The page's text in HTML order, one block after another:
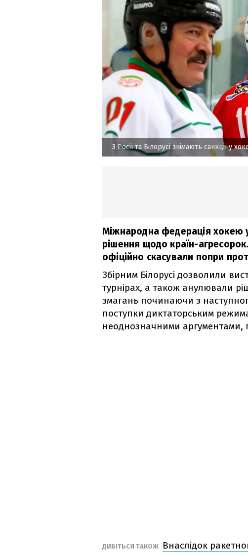
З Росії та Білорусі знімають санкції у
Міжнародна федерація хокею
рішення щодо країн-
офіційно скасували попри
Збірним Білорусі дозволили
турнірах, а також анулювали
змагань починаючи з
поступки диктаторським
неоднозначними аргументами,
ДИВІТЬСЯ ТАКОЖ
Внаслідок